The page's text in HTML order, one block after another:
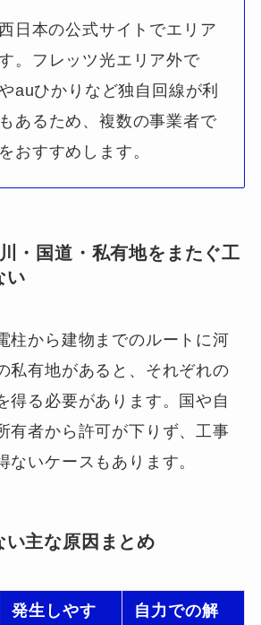
日本の公式サイトでエリア
。フレッツ光エリア外で
auひかりなど独自回線が利
あるため、複数の事業者で
おすすめします。
・国道・私有地をまたぐ工
い
柱から建物までのルートに河
私有地があると、それぞれの
得る必要があります。国や自
有者から許可が下りず、工事
ないケースもあります。
い主な原因まとめ
発生しやす
自力での解